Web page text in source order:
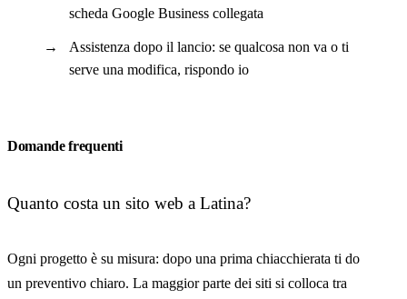
scheda Google Business collegata
Assistenza dopo il lancio: se qualcosa non va o ti
serve una modifica, rispondo io
Domande frequenti
Quanto costa un sito web a Latina?
Ogni progetto è su misura: dopo una prima chiacchierata ti do
un preventivo chiaro. La maggior parte dei siti si colloca tra